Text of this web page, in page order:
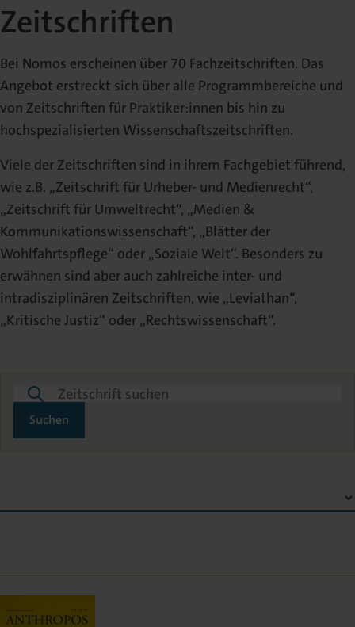
Die Nomos Verlagsgesellschaft
Ansprechpartner:innen
News
Neuigkeiten & Aktuelles
Karriere
Ihre Einstiegsmöglichkeiten
Termine
Nomos für Sie vor Ort
NomosEvents
Fachbücher für Jurist:innen
Rechtswissenschaft
Sozialwissenschaften
Geisteswissenschaften
Inlibra
Die digitale Bibliothek
Wissenschaftlich publizieren
Jetzt Autor:in werden
Blog
Open Access
Service
Themenwelten und Newsletter
Presse
Dozentenservice
Belegexemplar für Lehrende
Mediadaten
Werben in Fachzeitschriften
Kataloge
Aktuelle Prospekte zum Download
FAQ
Shop
Podcast
Zeitschriften
Bei Nomos erscheinen über 70 Fachzeitschriften. Das
Angebot erstreckt sich über alle Programmbereiche und
von Zeitschriften für Praktiker:innen bis hin zu
hochspezialisierten Wissenschaftszeitschriften.
Viele der Zeitschriften sind in ihrem Fachgebiet führend,
wie z.B. „Zeitschrift für Urheber- und Medienrecht“,
„Zeitschrift für Umweltrecht“, „Medien &
Kommunikationswissenschaft“, „Blätter der
Wohlfahrtspflege“ oder „Soziale Welt“. Besonders zu
erwähnen sind aber auch zahlreiche inter- und
intradisziplinären Zeitschriften, wie „Leviathan“,
„Kritische Justiz“ oder „Rechtswissenschaft“.